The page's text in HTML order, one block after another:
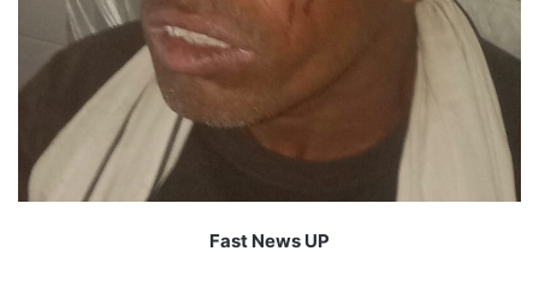
Fast News UP